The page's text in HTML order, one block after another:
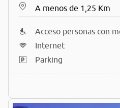
A menos de 1,25 Km
Acceso personas con
Internet
Parking